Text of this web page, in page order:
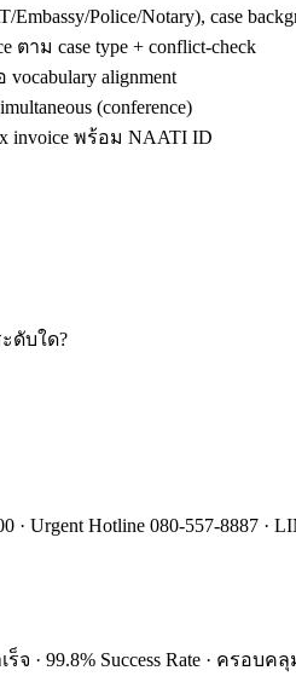
Police/Notary), case
ตาม case type + conflict-check
alignment
(conference)
invoice พร้อม NAATI ID
ะดับใด?
Urgent Hotline 080-557-8887 ·
· 99.8% Success Rate · ครอบ